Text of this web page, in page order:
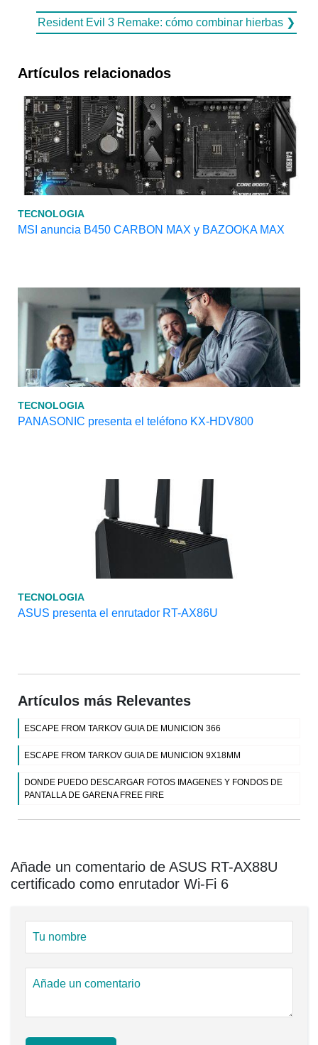
Resident Evil 3 Remake: cómo combinar hierbas ❯
Artículos relacionados
TECNOLOGIA
MSI anuncia B450 CARBON MAX y BAZOOKA MAX
TECNOLOGIA
PANASONIC presenta el teléfono KX-HDV800
TECNOLOGIA
ASUS presenta el enrutador RT-AX86U
Artículos más Relevantes
ESCAPE FROM TARKOV GUIA DE MUNICION 366
ESCAPE FROM TARKOV GUIA DE MUNICION 9X18MM
DONDE PUEDO DESCARGAR FOTOS IMAGENES Y FONDOS DE
PANTALLA DE GARENA FREE FIRE
Añade un comentario de ASUS RT-AX88U
certificado como enrutador Wi-Fi 6